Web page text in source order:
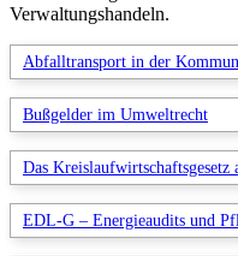
Verwaltungshandeln.
Abfalltransport in der
Bußgelder im Umweltrecht
Das Kreislaufwirtschaftsgesetz
EDL-G – Energieaudits und